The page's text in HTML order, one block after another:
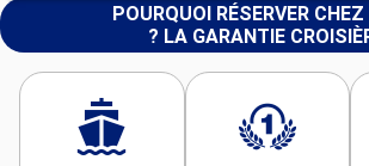
POURQUOI RÉSERVER
? LA GARANTIE